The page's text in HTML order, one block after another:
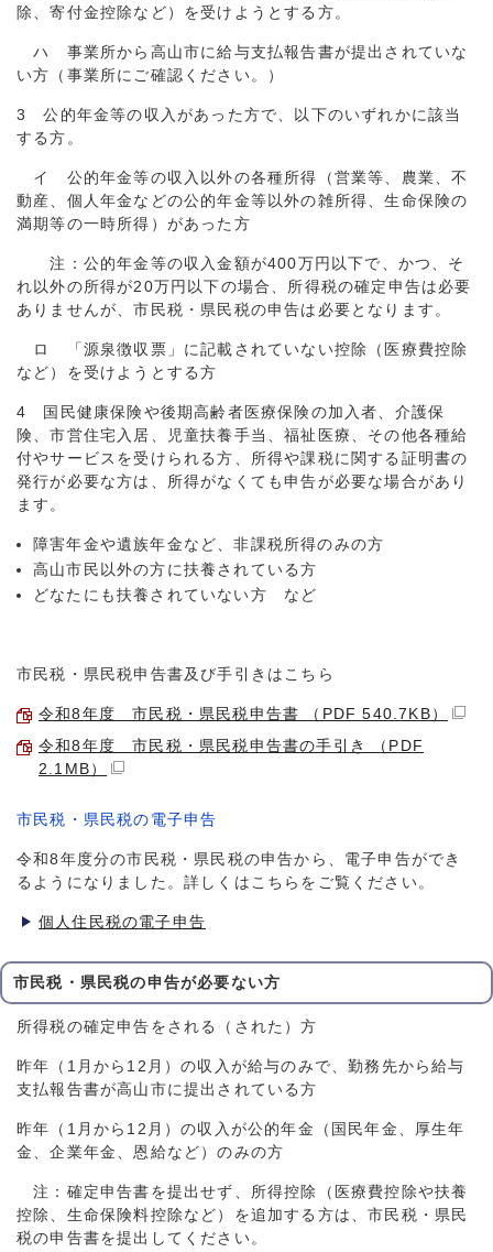
除、寄付金控除など）を受けようとする方。
ハ 事業所から高山市に給与支払報告書が提出されていな
い方（事業所にご確認ください。）
3 公的年金等の収入があった方で、以下のいずれかに該当
する方。
イ 公的年金等の収入以外の各種所得（営業等、農業、不
動産、個人年金などの公的年金等以外の雑所得、生命保険の
満期等の一時所得）があった方
注：公的年金等の収入金額が400万円以下で、かつ、そ
れ以外の所得が20万円以下の場合、所得税の確定申告は必要
ありませんが、市民税・県民税の申告は必要となります。
ロ 「源泉徴収票」に記載されていない控除（医療費控除
など）を受けようとする方
4 国民健康保険や後期高齢者医療保険の加入者、介護保
険、市営住宅入居、児童扶養手当、福祉医療、その他各種給
付やサービスを受けられる方、所得や課税に関する証明書の
発行が必要な方は、所得がなくても申告が必要な場合があり
ます。
障害年金や遺族年金など、非課税所得のみの方
高山市民以外の方に扶養されている方
どなたにも扶養されていない方 など
市民税・県民税申告書及び手引きはこちら
令和8年度 市民税・県民税申告書 （PDF 540.7KB）
令和8年度 市民税・県民税申告書の手引き （PDF
2.1MB）
市民税・県民税の電子申告
令和8年度分の市民税・県民税の申告から、電子申告ができ
るようになりました。詳しくはこちらをご覧ください。
個人住民税の電子申告
市民税・県民税の申告が必要ない方
所得税の確定申告をされる（された）方
昨年（1月から12月）の収入が給与のみで、勤務先から給与
支払報告書が高山市に提出されている方
昨年（1月から12月）の収入が公的年金（国民年金、厚生年
金、企業年金、恩給など）のみの方
注：確定申告書を提出せず、所得控除（医療費控除や扶養
控除、生命保険料控除など）を追加する方は、市民税・県民
税の申告書を提出してください。